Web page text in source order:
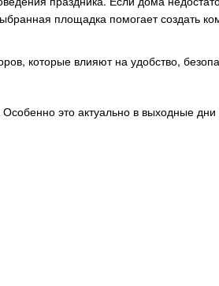
площадка помогает создать
которые влияют на удобство,
это актуально в выходные